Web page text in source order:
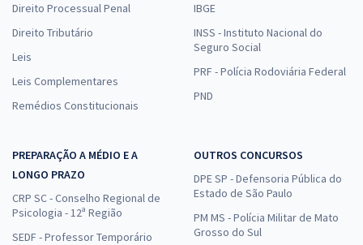
Direito Processual Penal
Direito Tributário
Leis
Leis Complementares
Remédios Constitucionais
IBGE
INSS - Instituto Nacional do
Seguro Social
PRF - Polícia Rodoviária Federal
PND
PREPARAÇÃO A MÉDIO E A
LONGO PRAZO
CRP SC - Conselho Regional de
Psicologia - 12ª Região
SEDF - Professor Temporário
OUTROS CONCURSOS
DPE SP - Defensoria Pública do
Estado de São Paulo
PM MS - Polícia Militar de Mato
Grosso do Sul